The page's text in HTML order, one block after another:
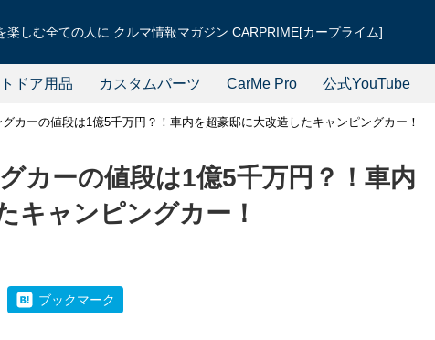
楽しむ全ての人に クルマ情報マガジン CARPRIME[カープライム]
ドア用品 カスタムパーツ CarMe Pro 公式YouTube
カーの値段は1億5千万円？！車内を超豪邸に大改造したキャンピングカー！
カーの値段は1億5千万円？！車内
キャンピングカー！
ブックマーク